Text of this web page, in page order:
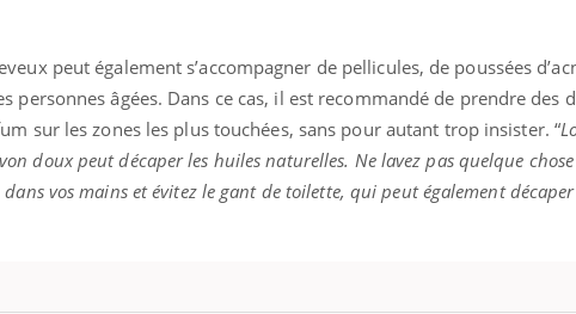
peut également s’accompagner de pellicules, de poussées
personnes âgées. Dans ce cas, il est recommandé de prendre des
sur les zones les plus touchées, sans pour autant trop insister. “
doux peut décaper les huiles naturelles. Ne lavez pas quelque
vos mains et évitez le gant de toilette, qui peut également